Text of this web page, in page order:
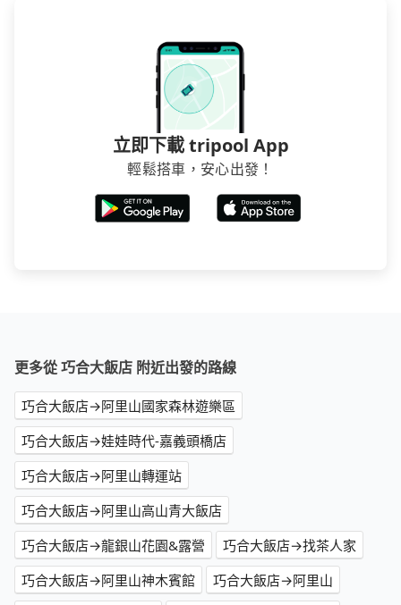
立即下載 tripool App
輕鬆搭車，安心出發！
更多從 巧合大飯店 附近出發的路線
巧合大飯店→阿里山國家森林遊樂區
巧合大飯店→娃娃時代-嘉義頭橋店
巧合大飯店→阿里山轉運站
巧合大飯店→阿里山高山青大飯店
巧合大飯店→龍銀山花園&露營
巧合大飯店→找茶人家
巧合大飯店→阿里山神木賓館
巧合大飯店→阿里山